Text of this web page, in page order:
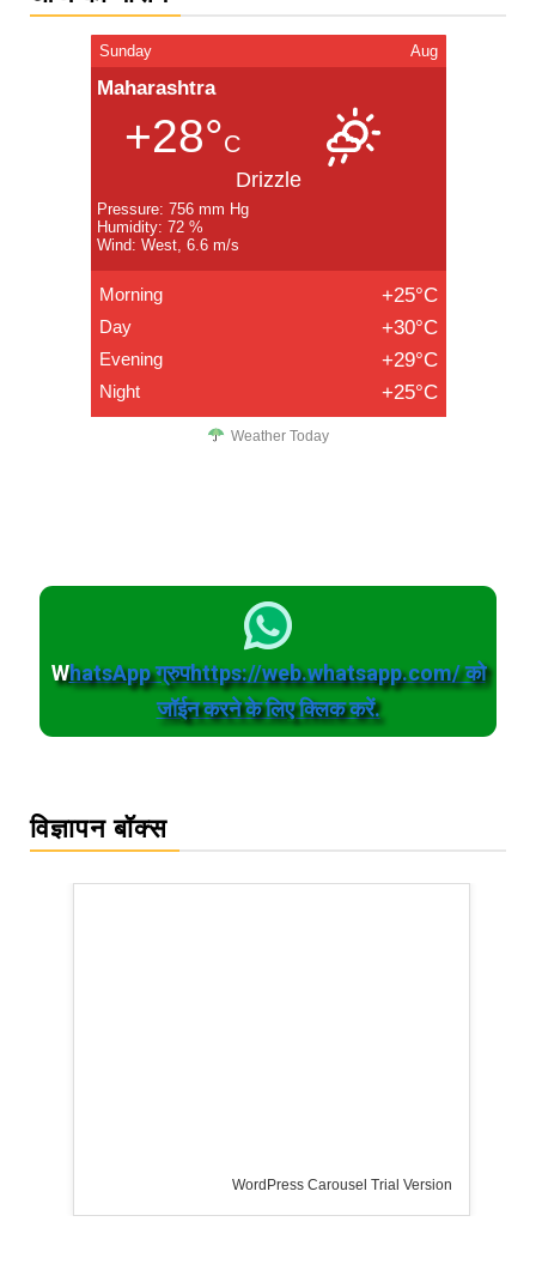
Sunday Aug
Maharashtra
+28°C
Drizzle
Pressure: 756 mm Hg
Humidity: 72 %
Wind: West, 6.6 m/s
Morning +25°C
Day +30°C
Evening +29°C
Night +25°C
Weather Today
WhatsApp ग्रुपhttps://web.whatsapp.com/ को
जॉईन करने के लिए क्लिक करें.
विज्ञापन बॉक्स
WordPress Carousel Trial Version